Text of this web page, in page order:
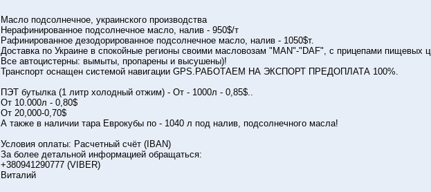
Масло подсолнечное, украинского производства
Нерафинированное подсолнечное масло, налив - 950$/т
Рафинированное дезодорированное подсолнечное масло, налив - 1050$т.
Доставка по Украине в спокойные регионы своими масловозам "MAN"-"DAF", с прицепами пищевых
Все автоцистерны: вымыты, пропарены и высушены)!
Транспорт оснащен системой навигации GPS.РАБОТАЕМ НА ЭКСПОРТ ПРЕДОПЛАТА 100%.
ПЭТ бутылка (1 литр холодный отжим) - От - 1000л - 0,85$..
От 10.000л - 0,80$
От 20,000-0,70$
А также в наличии тара Еврокубы по - 1040 л под налив, подсолнечного масла!
Условия оплаты: Расчетный счёт (IBAN)
За более детальной информацией обращаться:
+380941290777 (VIBER)
Виталий